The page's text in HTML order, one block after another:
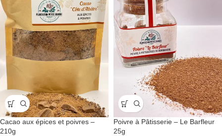
Cacao aux épices et poivres –
210g
Poivre à Pâtisserie – Le Barfleur
25g